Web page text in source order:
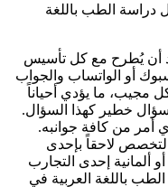
دراسة الطب باللغة
أن يُطرح مع كل تأسيس
أو الواتساب والجواب
مجيب، ما يؤدي أحياناً
خطير كهذا السؤال.
أمر من كافة جوانبه.
لاحقاً بإحدى
ألمانية إحدى التجارب
باللغة العربية في